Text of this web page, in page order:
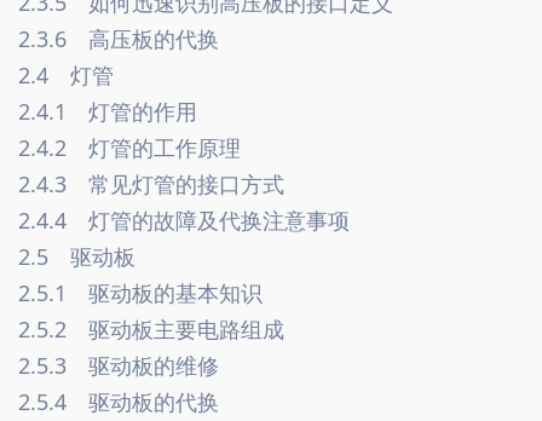
2.3.6　高压板的代换
2.4　灯管
2.4.1　灯管的作用
2.4.2　灯管的工作原理
2.4.3　常见灯管的接口方式
2.4.4　灯管的故障及代换注意事项
2.5　驱动板
2.5.1　驱动板的基本知识
2.5.2　驱动板主要电路组成
2.5.3　驱动板的维修
2.5.4　驱动板的代换